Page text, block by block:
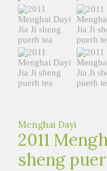
t
e
a
h
á
Menghai Dayi
2011
sheng